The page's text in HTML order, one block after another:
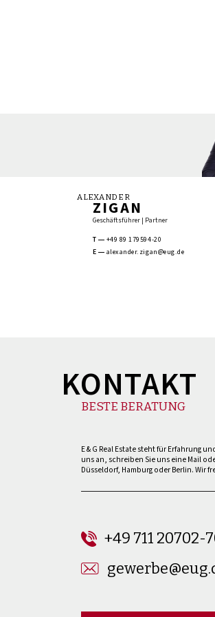
ALEXANDER
ZIGAN
Geschäftsführer | Partner
T
+49 89 179594-20
E
alexander.zigan@eug.de
KONTAKT
BESTE BERATUNG
E & G Real Estate steht für Erfahrung
uns an, schreiben Sie uns eine Mail
Düsseldorf, Hamburg oder Berlin. Wir
+49 711 20702-